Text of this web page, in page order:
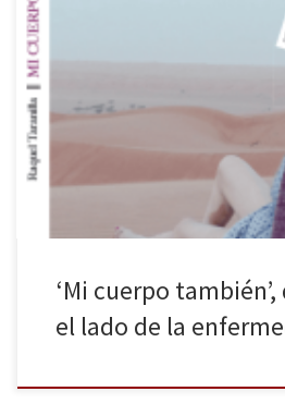
Raquel Taranilla deslumbra con el
lucha contra el cáncer que marcó para
joven 27 años afebril refiere dolor de
episodio vital más desgarrador de
1981), que nos llega en forma de
‘Mi cuerpo
el lado de la